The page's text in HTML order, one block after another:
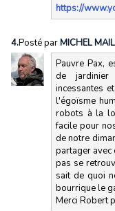
https://
4.Posté parMICHEL
Pauvre Pax,
de jardinier
incessantes
l'égoïsme
robots à la
facile pour
de notre
partager avec
pas se
sait de quoi
bourrique le
Merci Robert